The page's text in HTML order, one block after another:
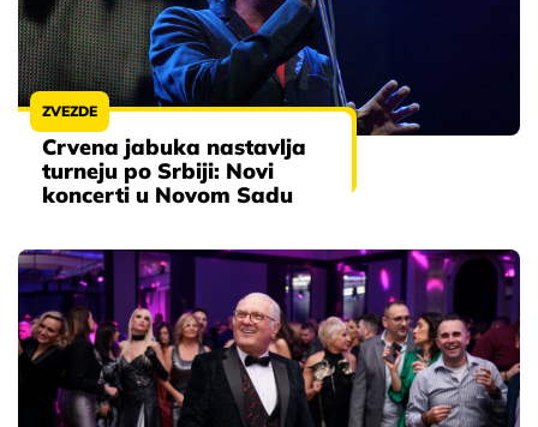
ZVEZDE
Crvena jabuka nastavlja
turneju po Srbiji: Novi
koncerti u Novom Sadu